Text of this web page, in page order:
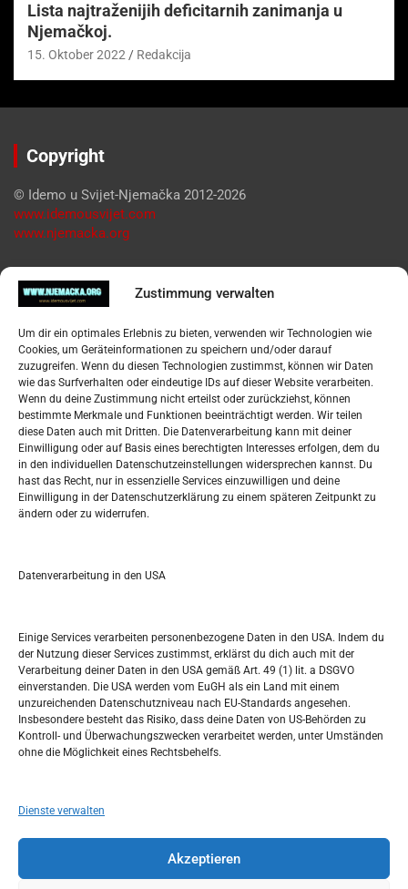
Zustimmung verwalten
Um dir ein optimales Erlebnis zu bieten, verwenden wir Technologien wie
Cookies, um Geräteinformationen zu speichern und/oder darauf
zuzugreifen. Wenn du diesen Technologien zustimmst, können wir Daten
wie das Surfverhalten oder eindeutige IDs auf dieser Website verarbeiten.
Wenn du deine Zustimmung nicht erteilst oder zurückziehst, können
bestimmte Merkmale und Funktionen beeinträchtigt werden. Wir teilen
diese Daten auch mit Dritten. Die Datenverarbeitung kann mit deiner
Einwilligung oder auf Basis eines berechtigten Interesses erfolgen, dem du
in den individuellen Datenschutzeinstellungen widersprechen kannst. Du
hast das Recht, nur in essenzielle Services einzuwilligen und deine
Einwilligung in der Datenschutzerklärung zu einem späteren Zeitpunkt zu
ändern oder zu widerrufen.
Datenverarbeitung in den USA
Einige Services verarbeiten personenbezogene Daten in den USA. Indem du
der Nutzung dieser Services zustimmst, erklärst du dich auch mit der
Verarbeitung deiner Daten in den USA gemäß Art. 49 (1) lit. a DSGVO
einverstanden. Die USA werden vom EuGH als ein Land mit einem
unzureichenden Datenschutzniveau nach EU-Standards angesehen.
Insbesondere besteht das Risiko, dass deine Daten von US-Behörden zu
Kontroll- und Überwachungszwecken verarbeitet werden, unter Umständen
ohne die Möglichkeit eines Rechtsbehelfs.
Dienste verwalten
Akzeptieren
Lista najtraženijih deficitarnih zanimanja u
Njemačkoj.
15. Oktober 2022 Redakcija
Copyright
© Idemo u Svijet-Njemačka 2012-2026
www.idemousvijet.com
www.njemacka.org
Pregled
Datenschutzerklärung
Widerufsbelehrung
Oglašavanje / Postavite svoj oglas
Tko je “Idemo u Svijet – Njemačka?
Pretražite stranicu:
S
MAI 2026
M D M D F S
1 2
4 5 6 7 8 9 10
18 19
25 26 27 28 29 30 31
« Apr. Juni »